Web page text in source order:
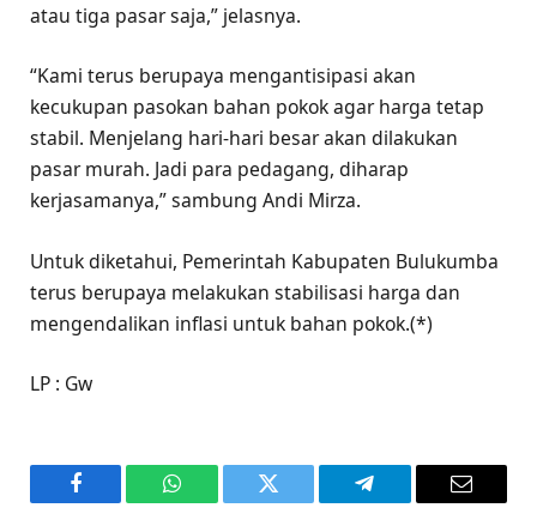
atau tiga pasar saja,” jelasnya.
“Kami terus berupaya mengantisipasi akan
kecukupan pasokan bahan pokok agar harga tetap
stabil. Menjelang hari-hari besar akan dilakukan
pasar murah. Jadi para pedagang, diharap
kerjasamanya,” sambung Andi Mirza.
Untuk diketahui, Pemerintah Kabupaten Bulukumba
terus berupaya melakukan stabilisasi harga dan
mengendalikan inflasi untuk bahan pokok.(*)
LP : Gw
Facebook WhatsAppTwitter Telegram Email